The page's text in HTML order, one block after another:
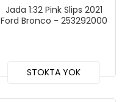
Jada 1:32 Pink Slips 2021
Ford Bronco - 253292000
STOKTA YOK